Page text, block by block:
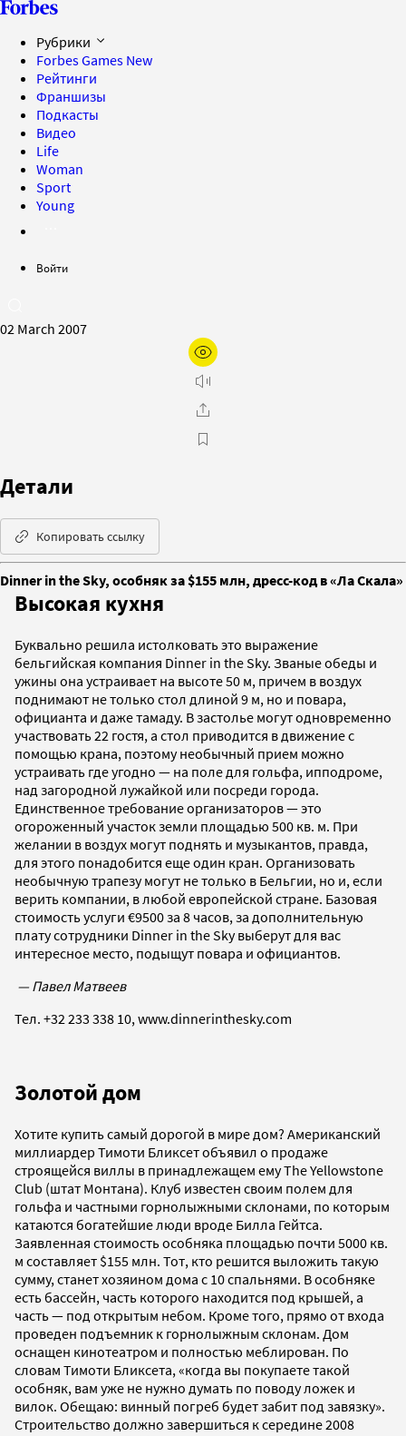
Рубрики
Forbes Games New
Рейтинги
Франшизы
Подкасты
Видео
Life
Woman
Sport
Young
Войти
02 March 2007
Детали
Копировать ссылку
Dinner in the Sky, особняк за $155 млн, дресс-код в «Ла Скала»
Высокая кухня
Буквально решила истолковать это выражение
бельгийская компания Dinner in the Sky. Званые обеды и
ужины она устраивает на высоте 50 м, причем в воздух
поднимают не только стол длиной 9 м, но и повара,
официанта и даже тамаду. В застолье могут одновременно
участвовать 22 гостя, а стол приводится в движение с
помощью крана, поэтому необычный прием можно
устраивать где угодно — на поле для гольфа, ипподроме,
над загородной лужайкой или посреди города.
Единственное требование организаторов — это
огороженный участок земли площадью 500 кв. м. При
желании в воздух могут поднять и музыкантов, правда,
для этого понадобится еще один кран. Организовать
необычную трапезу могут не только в Бельгии, но и, если
верить компании, в любой европейской стране. Базовая
стоимость услуги €9500 за 8 часов, за дополнительную
плату сотрудники Dinner in the Sky выберут для вас
интересное место, подыщут повара и официантов.
— Павел Матвеев
Тел. +32 233 338 10, www.dinnerinthesky.com
Золотой дом
Хотите купить самый дорогой в мире дом? Американский
миллиардер Тимоти Бликсет объявил о продаже
строящейся виллы в принадлежащем ему The Yellowstone
Club (штат Монтана). Клуб известен своим полем для
гольфа и частными горнолыжными склонами, по которым
катаются богатейшие люди вроде Билла Гейтса.
Заявленная стоимость особняка площадью почти 5000 кв.
м составляет $155 млн. Тот, кто решится выложить такую
сумму, станет хозяином дома с 10 спальнями. В особняке
есть бассейн, часть которого находится под крышей, а
часть — под открытым небом. Кроме того, прямо от входа
проведен подъемник к горнолыжным склонам. Дом
оснащен кинотеатром и полностью меблирован. По
словам Тимоти Бликсета, «когда вы покупаете такой
особняк, вам уже не нужно думать по поводу ложек и
вилок. Обещаю: винный погреб будет забит под завязку».
Строительство должно завершиться к середине 2008